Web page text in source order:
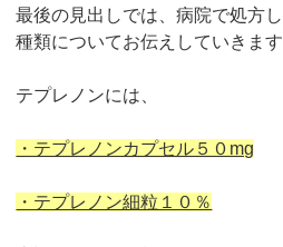
最後の見出しでは、病院で処方
種類についてお伝えしていきます
テプレノンには、
・テプレノンカプセル５０mg
・テプレノン細粒１０％